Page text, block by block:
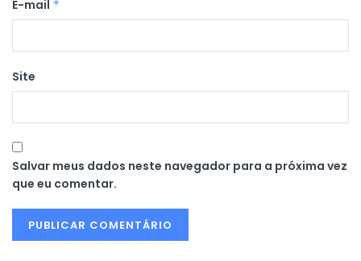
E-mail *
Site
Salvar meus dados neste navegador para a próxima vez
que eu comentar.